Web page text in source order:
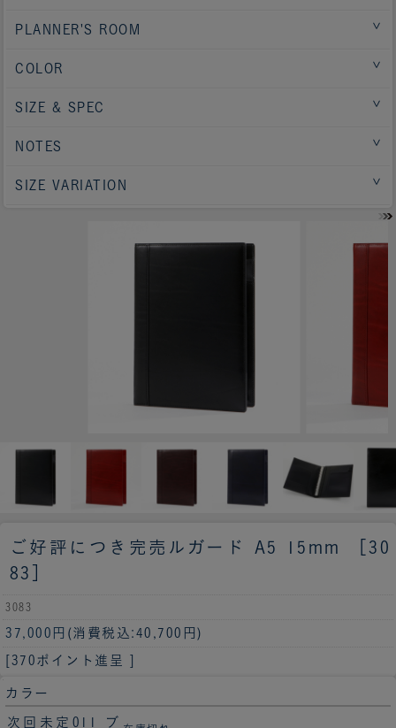
PLANNER'S ROOM
COLOR
SIZE & SPEC
NOTES
SIZE VARIATION
ご好評につき完売 ルガード A5 15mm ［30
83］
3083
37,000円 (消費税込:40,700円)
[370ポイント進呈 ]
カラー
次回未定011 ブ